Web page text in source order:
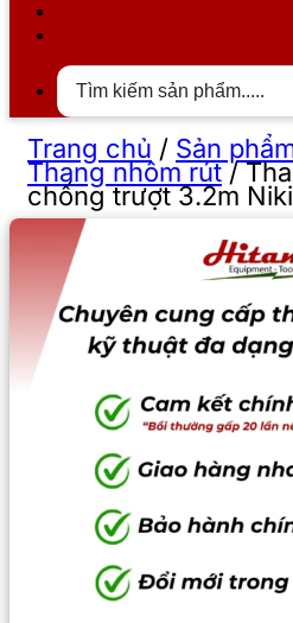
Trang chủ / Sản
Thang nhôm rút/
chống trượt 3.2m